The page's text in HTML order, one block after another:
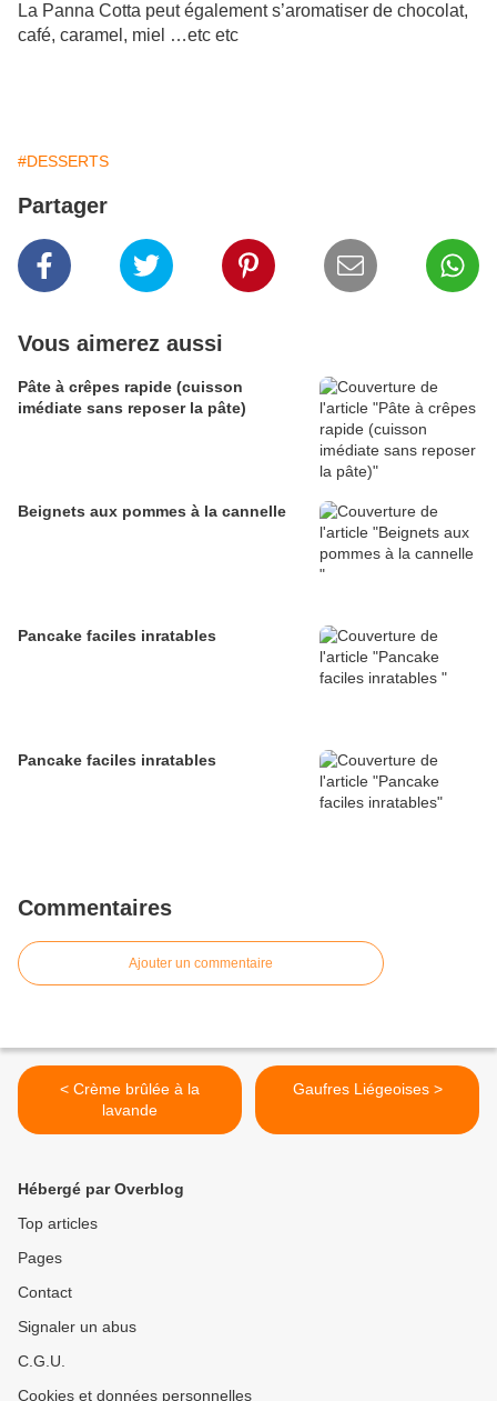
La Panna Cotta peut également s’aromatiser de chocolat,
café, caramel, miel …etc etc
#DESSERTS
Partager
Vous aimerez aussi
Pâte à crêpes rapide (cuisson
imédiate sans reposer la pâte)
Beignets aux pommes à la cannelle
Pancake faciles inratables
Pancake faciles inratables
Commentaires
Ajouter un commentaire
< Crème brûlée à la
lavande
Gaufres Liégeoises >
Hébergé par Overblog
Top articles
Pages
Contact
Signaler un abus
C.G.U.
Cookies et données personnelles